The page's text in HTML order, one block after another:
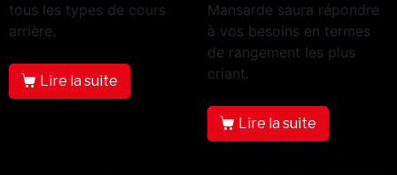
tous les types de cours
arrière.
Lire la suite
Mansarde saura répondre
à vos besoins en termes
de rangement les plus
criant.
Lire la suite